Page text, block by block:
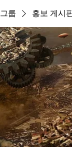
그룹 홍보 게시